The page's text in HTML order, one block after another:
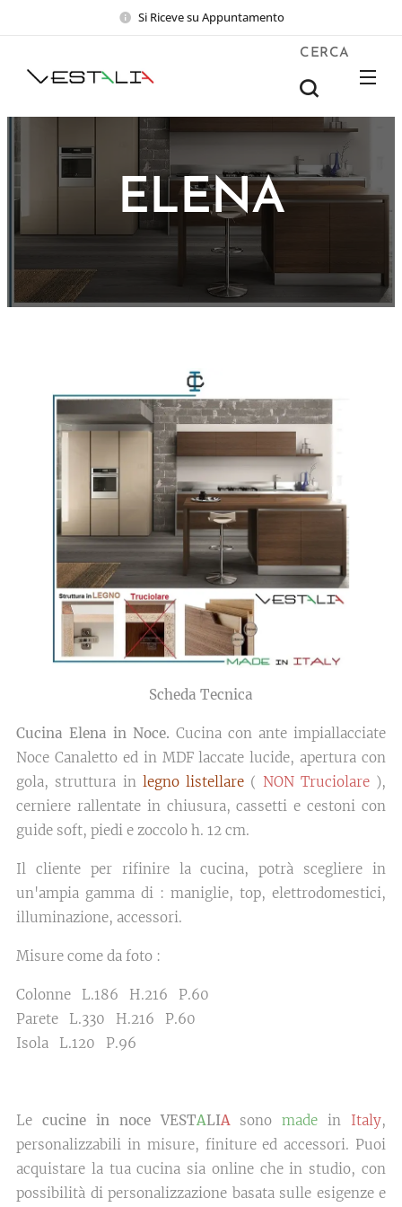
Si Riceve su Appuntamento
CERCA
ELENA
Scheda Tecnica
Cucina Elena in Noce. Cucina con ante impiallacciate
Noce Canaletto ed in MDF laccate lucide, apertura con
gola, struttura in legno listellare ( NON Truciolare),
cerniere rallentate in chiusura, cassetti e cestoni con
guide soft, piedi e zoccolo h. 12 cm.
Il cliente per rifinire la cucina, potrà scegliere in
un'ampia gamma di : maniglie, top, elettrodomestici,
illuminazione, accessori.
Misure come da foto :
Colonne L.186 H.216 P.60
Parete L.330 H.216 P.60
Isola L.120 P.96
Le cucine in noce VESTALIAsonomade in Italy,
personalizzabili in misure, finiture ed accessori. Puoi
acquistare la tua cucina sia online che in studio, con
possibilità di personalizzazione basata sulle esigenze e